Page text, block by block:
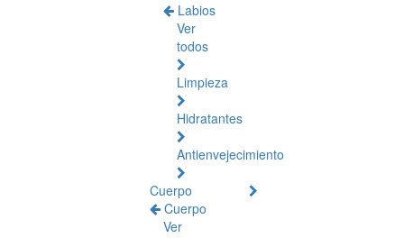
Labios
Ver
todos
Limpieza
Hidratantes
Antienvejecimiento
Cuerpo
Cuerpo
Ver